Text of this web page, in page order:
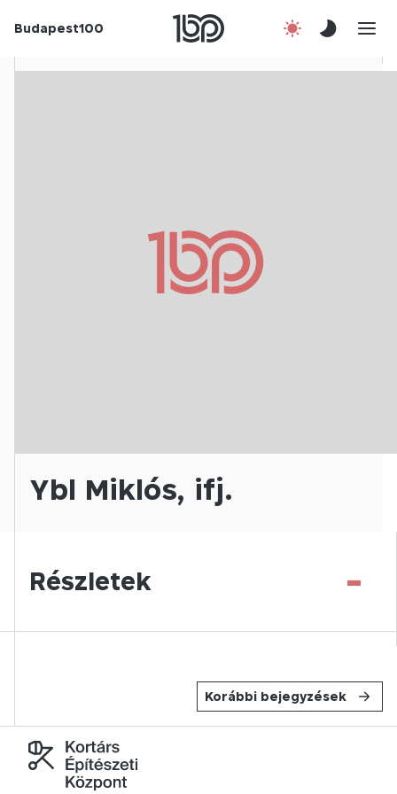
Budapest100 Rólunk
Korábbi évek
Ybl Miklós, ifj.
Részletek -
Korábbi bejegyzések